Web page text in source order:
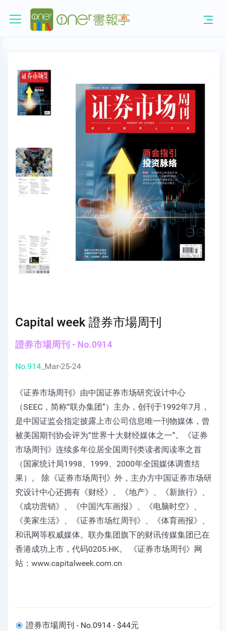
Capital week 證券市場周刊
證券市場周刊 - No.0914
No.914_ Mar-25-24
《证券市场周刊》由中国证券市场研究设计中心
（SEEC，简称“联办集团”）主办，创刊于1992年7月，
是中国证监会指定披露上市公司信息唯一刊物媒体，曾
被美国期刊协会评为“世界十大财经媒体之一”。《证券
市场周刊》连续多年位居全国周刊类读者阅读率之首
（国家统计局1998、1999、2000年全国媒体调查结
果）。 除《证券市场周刊》外，主办方中国证券市场研
究设计中心还拥有《财经》、《地产》、《新旅行》、
《成功营销》、《中国汽车画报》、《电脑时空》、
《美家生活》、《证券市场红周刊》、《体育画报》、
和讯网等权威媒体。联办集团旗下的财讯传媒集团已在
香港成功上市，代码0205.HK。 《证券市场周刊》网
站：www.capitalweek.com.cn
證券市場周刊 - No.0914 - $44元